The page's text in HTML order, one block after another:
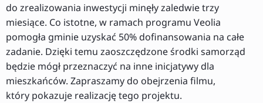
do zrealizowania inwestycji minęły zaledwie trzy
miesiące. Co istotne, w ramach programu Veolia
pomogła gminie uzyskać 50% dofinansowania na całe
zadanie. Dzięki temu zaoszczędzone środki samorząd
będzie mógł przeznaczyć na inne inicjatywy dla
mieszkańców. Zapraszamy do obejrzenia filmu,
który pokazuje realizację tego projektu.